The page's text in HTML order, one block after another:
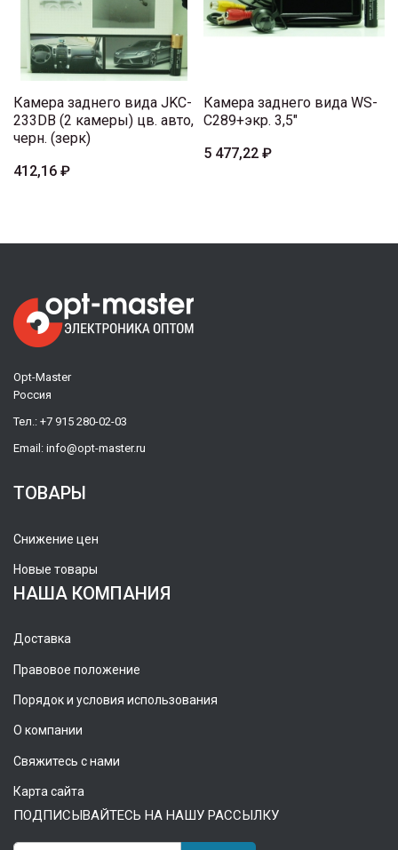
Камера заднего вида JKC-
233DB (2 камеры) цв. авто,
черн. (зерк)
412,16 ₽
Камера заднего вида WS-
C289+экр. 3,5"
5 477,22 ₽
Opt-Master
Россия
Тел.: +7 915 280-02-03
Email: info@opt-master.ru
ТОВАРЫ
Снижение цен
Новые товары
НАША КОМПАНИЯ
Доставка
Правовое положение
Порядок и условия использования
О компании
Свяжитесь с нами
Карта сайта
ПОДПИСЫВАЙТЕСЬ НА НАШУ РАССЫЛКУ